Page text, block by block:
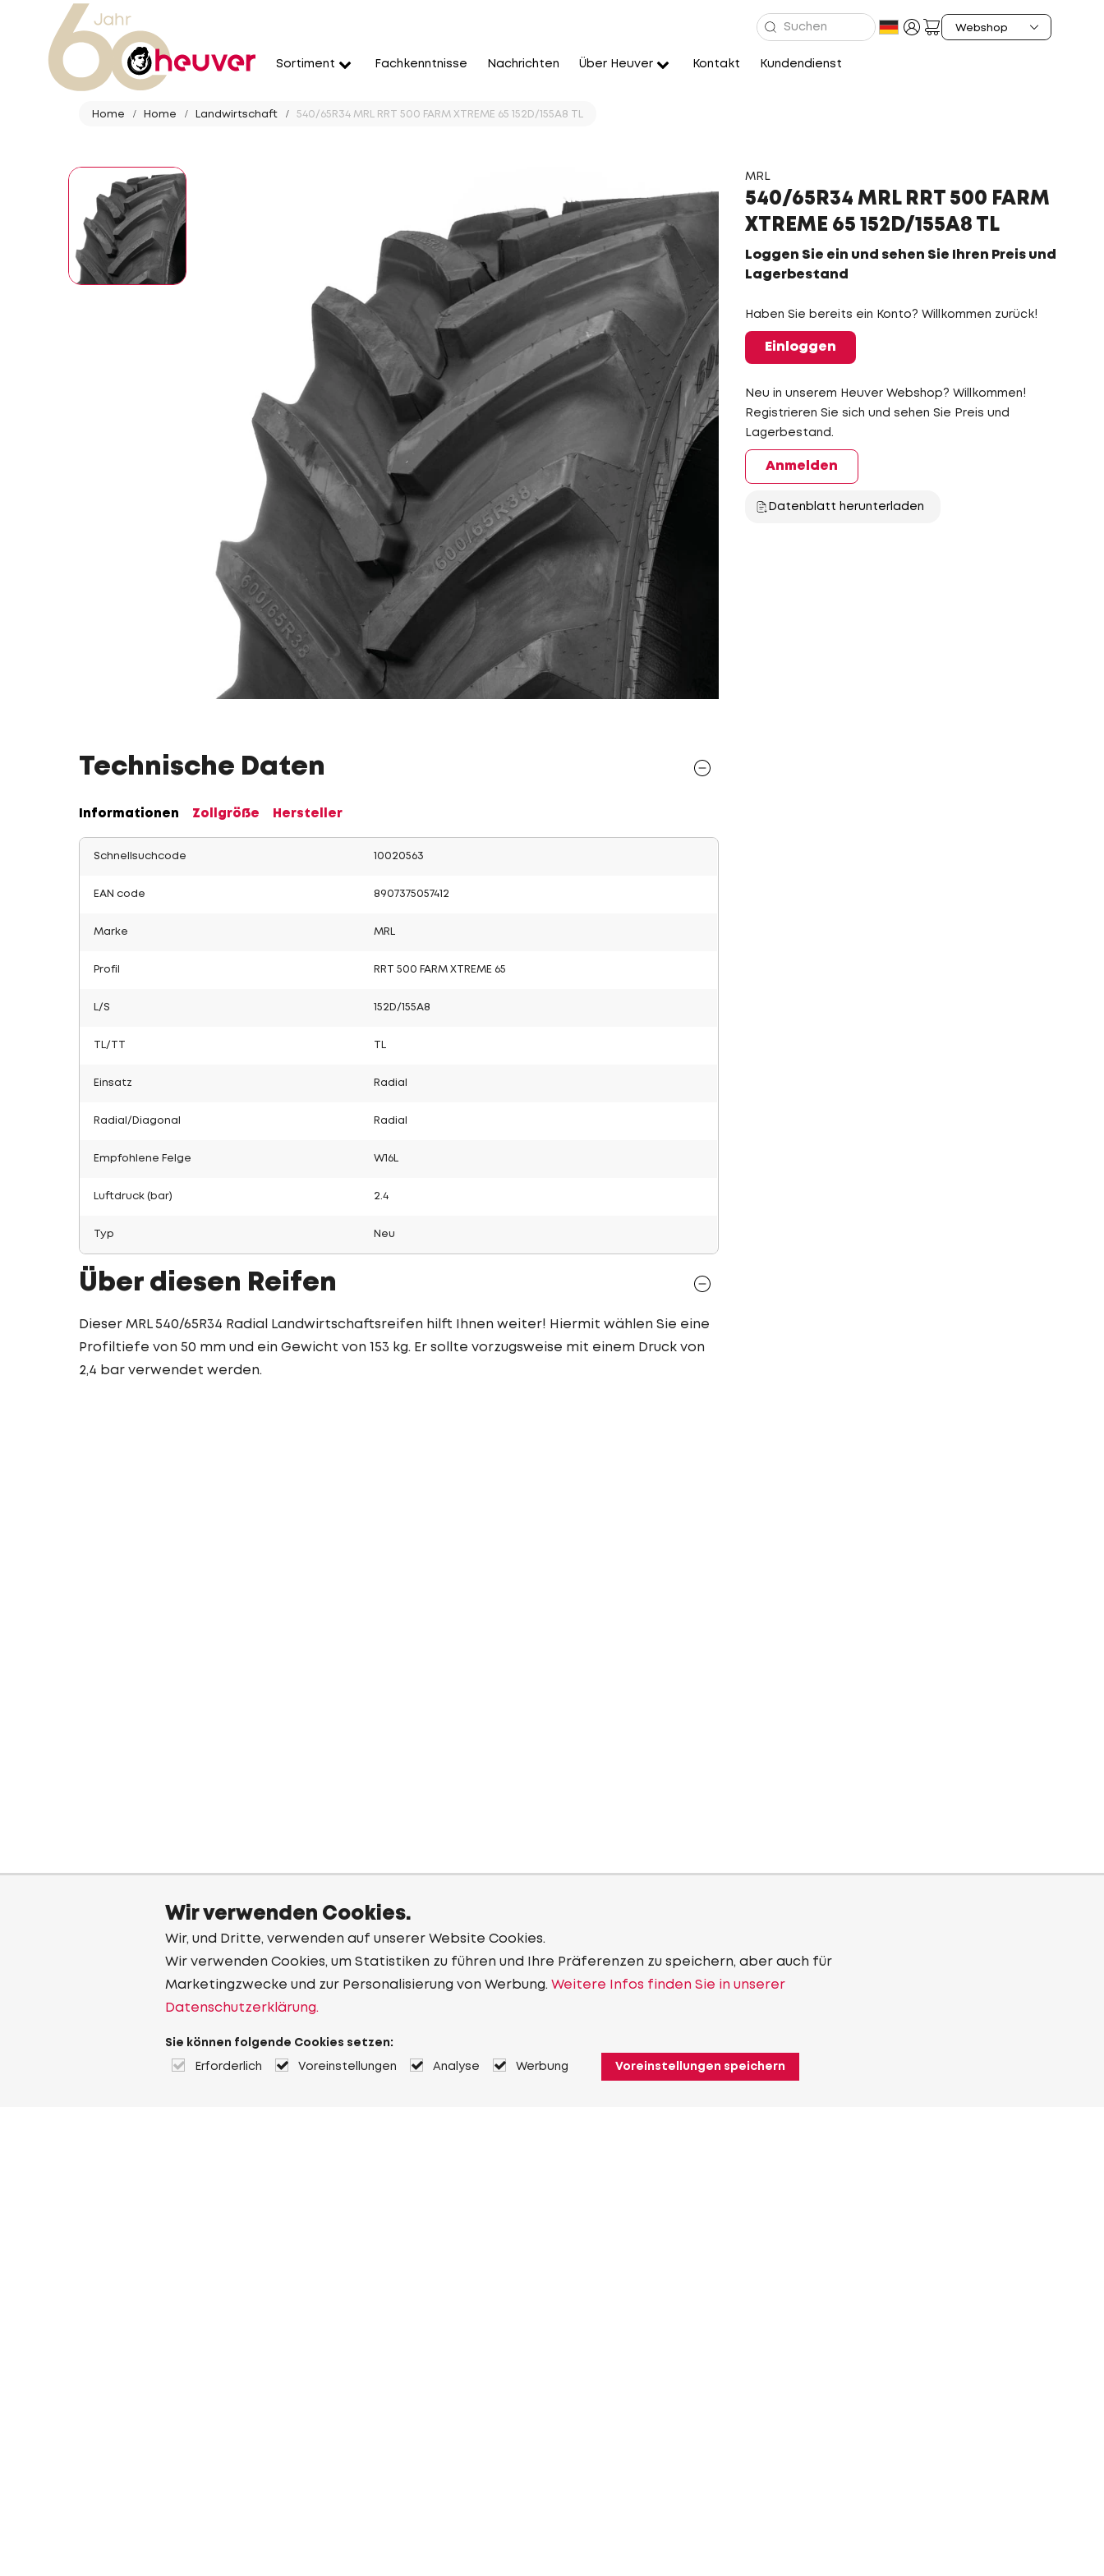
Sortiment Fachkenntnisse Nachrichten Über Heuver Kontakt Kundendienst
Home Home Landwirtschaft 540/65R34 MRL RRT 500 FARM XTREME 65 152D/155A8 TL
MRL
540/65R34 MRL RRT 500 FARM
XTREME 65 152D/155A8 TL
Loggen Sie ein und sehen Sie Ihren Preis und
Lagerbestand
Haben Sie bereits ein Konto? Willkommen zurück!
Einloggen
Neu in unserem Heuver Webshop? Willkommen!
Registrieren Sie sich und sehen Sie Preis und
Lagerbestand.
Anmelden
Datenblatt herunterladen
Technische Daten
Informationen Zollgröße Hersteller
Schnellsuchcode 10020563
EAN code 8907375057412
Marke MRL
Profil RRT 500 FARM XTREME 65
L/S 152D/155A8
TL/TT
Einsatz Radial
Radial/Diagonal Radial
Empfohlene Felge W16L
Luftdruck (bar) 2.4
Typ Neu
Über diesen Reifen
Dieser MRL 540/65R34 Radial Landwirtschaftsreifen hilft Ihnen weiter! Hiermit wählen Sie eine
Profiltiefe von 50 mm und ein Gewicht von 153 kg. Er sollte vorzugsweise mit einem Druck von
2,4 bar verwendet werden.
Wir verwenden Cookies.
Wir, und Dritte, verwenden auf unserer Website Cookies.
Wir verwenden Cookies, um Statistiken zu führen und Ihre Präferenzen zu speichern, aber auch für
Marketingzwecke und zur Personalisierung von Werbung. Weitere Infos finden Sie in unserer
Datenschutzerklärung.
Sie können folgende Cookies setzen:
Erforderlich Voreinstellungen Analyse Werbung Voreinstellungen speichern